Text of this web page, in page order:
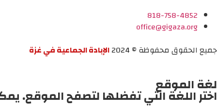
818-758-4852
office@gigaza.org
جميع الحقوق محفوظة © 2024
الإبادة الجماعية في غزة
لغة الموقع
اختر اللغة التي تفضلها لتصفح الموقع.